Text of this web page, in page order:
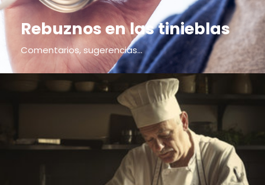
Rebuznos en las tinieblas
Comentarios, sugerencias...